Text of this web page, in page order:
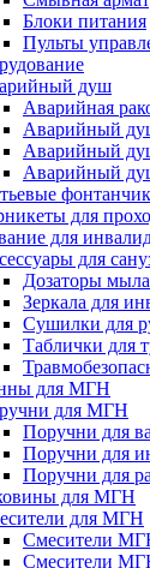
Блоки питания
Пульты
душ
Аварийная
Аварийный
Аварийный
Аварийный
для
для
для
Дозаторы
Зеркала для
Сушилки для
Таблички для
для МГН
для МГН
Поручни для
Поручни для
Поручни для
для МГН
для МГН
Смесители
Смесители